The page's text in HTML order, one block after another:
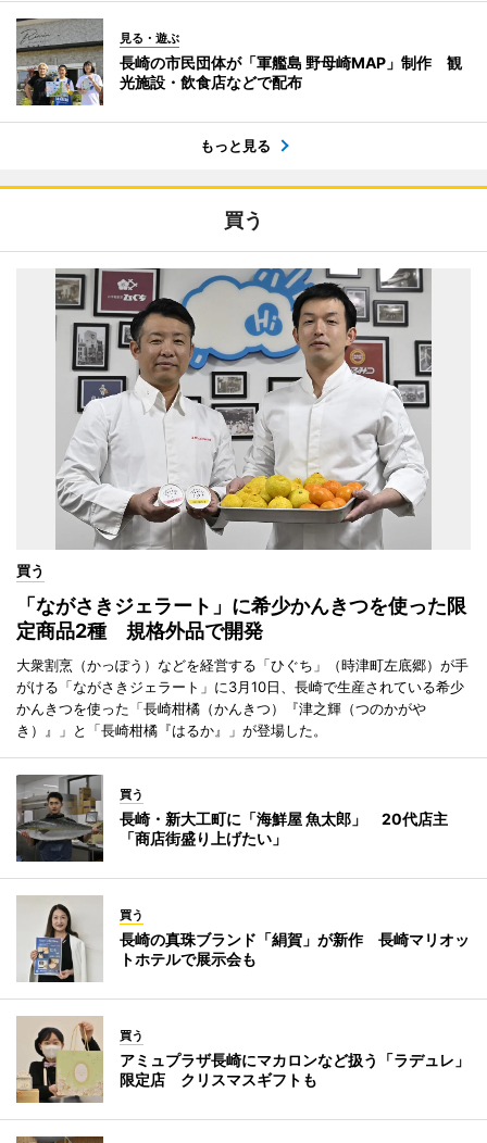
見る・遊ぶ
長崎の市民団体が「軍艦島 野母崎MAP」制作 観
光施設・飲食店などで配布
もっと見る
買う
買う
「ながさきジェラート」に希少かんきつを使った限
定商品2種 規格外品で開発
大衆割烹（かっぽう）などを経営する「ひぐち」（時津町左底郷）が手
がける「ながさきジェラート」に3月10日、長崎で生産されている希少
かんきつを使った「長崎柑橘（かんきつ）『津之輝（つのかがや
き）』」と「長崎柑橘『はるか』」が登場した。
買う
長崎・新大工町に「海鮮屋 魚太郎」 20代店主
「商店街盛り上げたい」
買う
長崎の真珠ブランド「絹賀」が新作 長崎マリオッ
トホテルで展示会も
買う
アミュプラザ長崎にマカロンなど扱う「ラデュレ」
限定店 クリスマスギフトも